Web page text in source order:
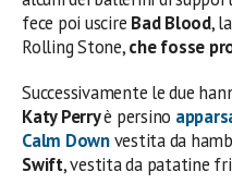
fece poi uscire Bad Blood,
Rolling Stone,che fosse
Successivamente le due
Katy Perryè persino
Calm Downvestita da
Swift, vestita da patatine